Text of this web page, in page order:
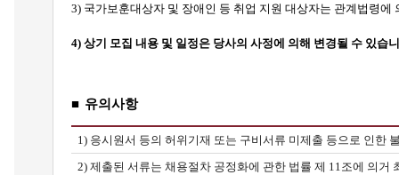
3) 국가보훈대상자 및 장애인 등 취업 지원 대상자는 관계법령에
4) 상기 모집 내용 및 일정은 당사의 사정에 의해 변경될 수 있습
■ 유의사항
1) 응시원서 등의 허위기재 또는 구비서류 미제출 등으로 인한
2) 제출된 서류는 채용절차 공정화에 관한 법률 제 11조에 의거